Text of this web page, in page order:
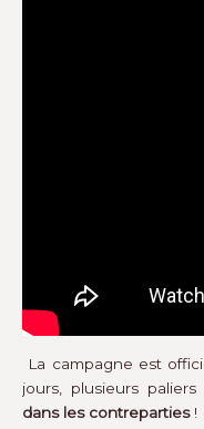
La campagne est
jours, plusieurs
dans les contreparties!